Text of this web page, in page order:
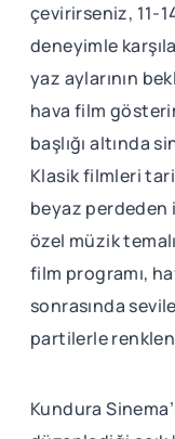
çevirirseniz, 11-
deneyimle
yaz aylarının
hava film
başlığı altında
Klasik filmleri
beyaz perdeden
özel müzik
film programı,
sonrasında
partilerle
Kundura